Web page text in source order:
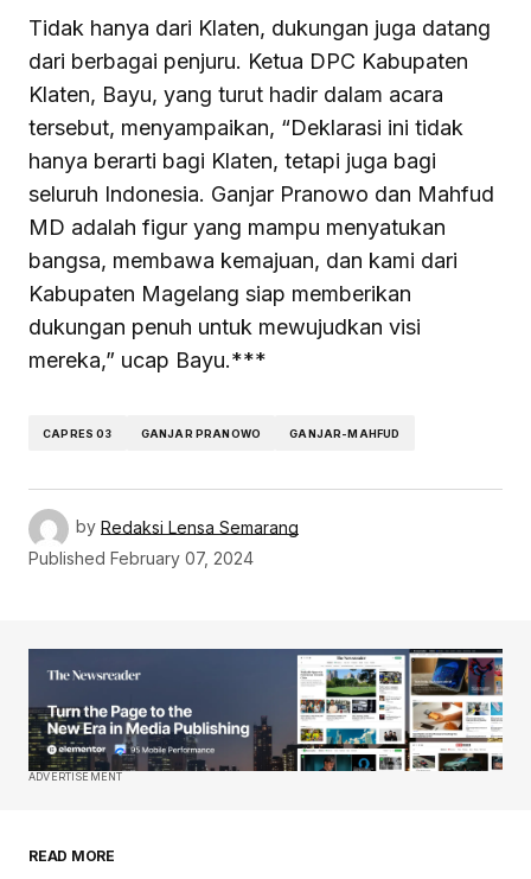
Tidak hanya dari Klaten, dukungan juga datang
dari berbagai penjuru. Ketua DPC Kabupaten
Klaten, Bayu, yang turut hadir dalam acara
tersebut, menyampaikan, “Deklarasi ini tidak
hanya berarti bagi Klaten, tetapi juga bagi
seluruh Indonesia. Ganjar Pranowo dan Mahfud
MD adalah figur yang mampu menyatukan
bangsa, membawa kemajuan, dan kami dari
Kabupaten Magelang siap memberikan
dukungan penuh untuk mewujudkan visi
mereka,” ucap Bayu.***
CAPRES 03 GANJAR PRANOWO GANJAR-MAHFUD
by Redaksi Lensa Semarang
Published February 07, 2024
ADVERTISEMENT
READ MORE